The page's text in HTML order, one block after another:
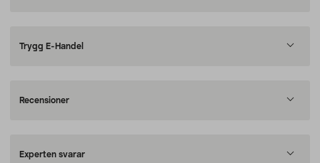
Trygg E-Handel
Recensioner
Experten svarar